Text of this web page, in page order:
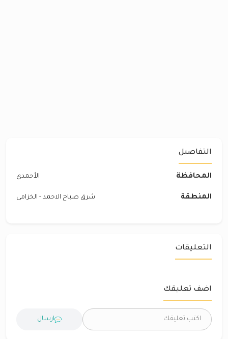
التفاصيل
المحافظة الأحمدي
المنطقة شرق صباح الاحمد - الخزامى
التعليقات
اضف تعليقك
ارسال